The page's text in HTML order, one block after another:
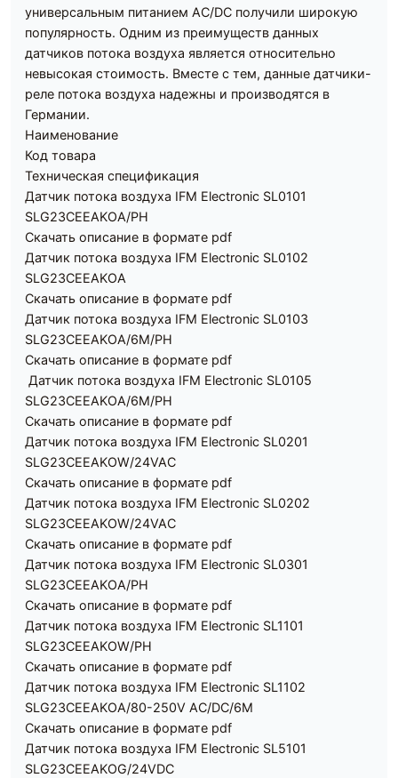
универсальным питанием AC/DC получили широкую
популярность. Одним из преимуществ данных
датчиков потока воздуха является относительно
невысокая стоимость. Вместе с тем, данные датчики-
реле потока воздуха надежны и производятся в
Германии.
Наименование
Код товара
Техническая спецификация
Датчик потока воздуха IFM Electronic SL0101
SLG23CEEAKOA/PH
Скачать описание в формате pdf
Датчик потока воздуха IFM Electronic SL0102
SLG23CEEAKOA
Скачать описание в формате pdf
Датчик потока воздуха IFM Electronic SL0103
SLG23CEEAKOA/6M/PH
Скачать описание в формате pdf
Датчик потока воздуха IFM Electronic SL0105
SLG23CEEAKOA/6M/PH
Скачать описание в формате pdf
Датчик потока воздуха IFM Electronic SL0201
SLG23CEEAKOW/24VAC
Скачать описание в формате pdf
Датчик потока воздуха IFM Electronic SL0202
SLG23CEEAKOW/24VAC
Скачать описание в формате pdf
Датчик потока воздуха IFM Electronic SL0301
SLG23CEEAKOA/PH
Скачать описание в формате pdf
Датчик потока воздуха IFM Electronic SL1101
SLG23CEEAKOW/PH
Скачать описание в формате pdf
Датчик потока воздуха IFM Electronic SL1102
SLG23CEEAKOA/80-250V AC/DC/6M
Скачать описание в формате pdf
Датчик потока воздуха IFM Electronic SL5101
SLG23CEEAKOG/24VDC